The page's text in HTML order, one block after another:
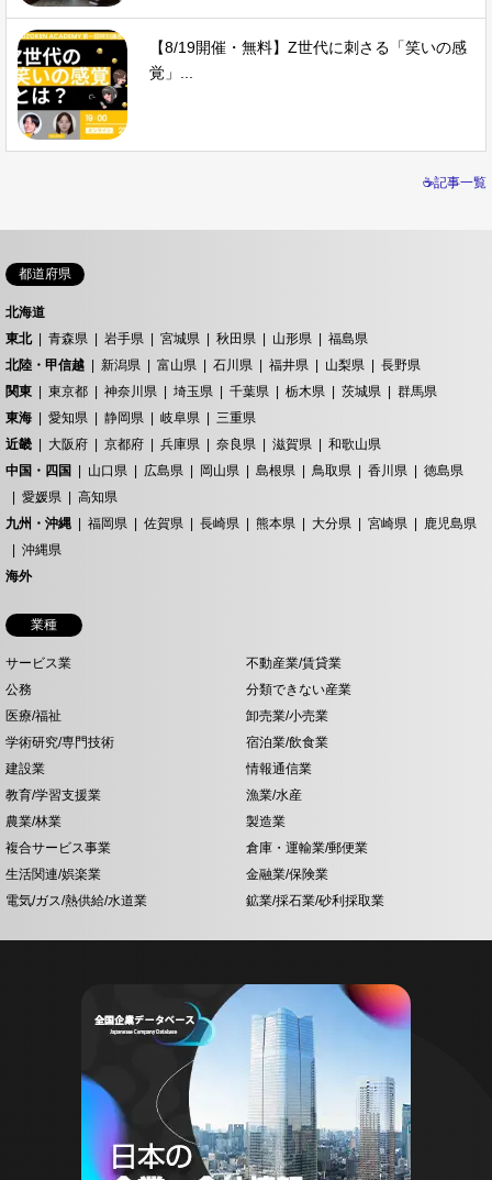
【8/19開催・無料】Z世代に刺さる「笑いの感
覚」...
☕記事一覧
都道府県
北海道
東北
青森県 岩手県 宮城県 秋田県 山形県
福島県
北陸・甲信越
新潟県 富山県 石川県 福井県 山梨県
長野県
関東
東京都 神奈川県 埼玉県 千葉県 栃木県 茨城県
群馬県
東海
愛知県 静岡県 岐阜県
三重県
近畿
大阪府 京都府 兵庫県 奈良県 滋賀県
和歌山県
中国・四国
山口県 広島県 岡山県 島根県 鳥取県 香川県
徳島県
愛媛県
高知県
九州・沖縄
福岡県 佐賀県 長崎県 熊本県 大分県 宮崎県
鹿児島県
沖縄県
海外
業種
サービス業
不動産業/賃貸業
公務
分類できない産業
医療/福祉
卸売業/小売業
学術研究/専門技術
宿泊業/飲食業
建設業
情報通信業
教育/学習支援業
漁業/水産
農業/林業
製造業
複合サービス事業
倉庫・運輸業/郵便業
生活関連/娯楽業
金融業/保険業
電気/ガス/熱供給/水道業
鉱業/採石業/砂利採取業